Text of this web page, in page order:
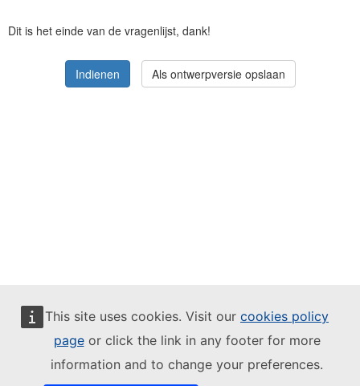
This site uses cookies. Visit our cookies policy
pageor click the link in any footer for more
information and to change your preferences.
Dit is het einde van de vragenlijst, dank!
Indienen
Intellectueel eigendom: EUSurvey is ontwikkeld door DG DIGIT en
gefinancierd door ISA,ISA²en hetprogramma Digital Europe(DIGITAL).
Het is volledig open source en verschijnt onder de
EUPL